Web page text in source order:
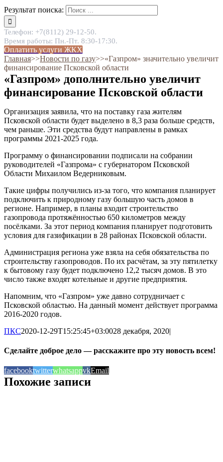
Результат поиска:
Телефон: +7(8112) 29-12-50.
Время работы: Пн.-Пт. 8:30-17:30.
Оплатить услуги ЖКХ
Главная˃˃Новости по газу˃˃«Газпром» значительно увеличит
финансирование Псковской области
«Газпром» дополнительно увеличит
финансирование Псковской области
Организация заявила, что на поставку газа жителям
Псковской области будет выделено в 8,3 раза больше средств,
чем раньше. Эти средства будут направлены в рамках
программы 2021-2025 года.
Программу о финансировании подписали на собрании
руководителей «Газпрома» с губернатором Псковской
Области Михаилом Ведерниковым.
Такие цифры получились из-за того, что компания планирует
подключить к природному газу большую часть домов в
регионе. Например, в планы входит строительство
газопровода протяжённостью 650 километров между
посёлками. За этот период компания планирует подготовить
условия для газификации в 28 районах Псковской области.
Администрация региона уже взяла на себя обязательства по
строительству газопроводов. По их расчётам, за эту пятилетку
к бытовому газу будет подключено 12,2 тысяч домов. В это
число также входят котельные и другие предприятия.
Напомним, что «Газпром» уже давно сотрудничает с
Псковской областью. На данный момент действует программа
2016-2020 годов.
ПКС2020-12-29T15:25:45+03:0028 декабря, 2020|
Сделайте доброе дело — расскажите про эту новость всем!
facebooktwitterwhatsappvkEmail
Похожие записи